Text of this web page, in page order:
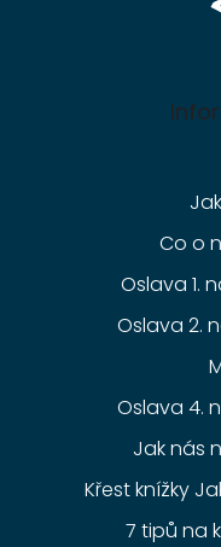
Co o
Oslava 1.
Oslava 2.
Oslava 4.
Jak nás
Křest knížky
7 tipů na